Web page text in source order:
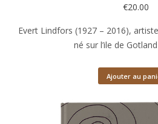
€20.00
Evert Lindfors (1927 – 2016),
né sur l’ile de
Ajouter au